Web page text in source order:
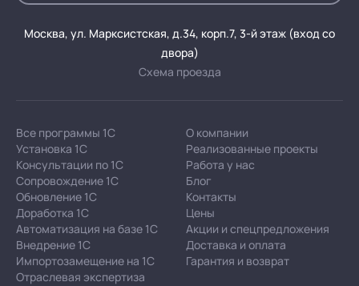
Москва, ул. Марксистская, д.34, корп.7, 3-й этаж (вход со
двора)
Схема проезда
Все программы 1С
Установка 1С
Консультации по 1С
Сопровождение 1С
Обновление 1С
Доработка 1С
Автоматизация на базе 1С
Внедрение 1С
Импортозамещение на 1С
Отраслевая экспертиза
О компании
Реализованные проекты
Работа у нас
Блог
Контакты
Цены
Акции и спецпредложения
Доставка и оплата
Гарантия и возврат